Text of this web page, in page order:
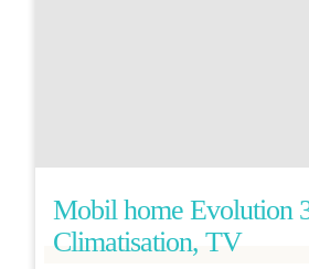
Mobil home Evolution
Climatisation, TV